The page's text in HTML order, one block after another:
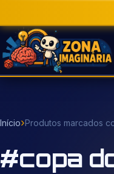
Início›Produtos marcados
#copa